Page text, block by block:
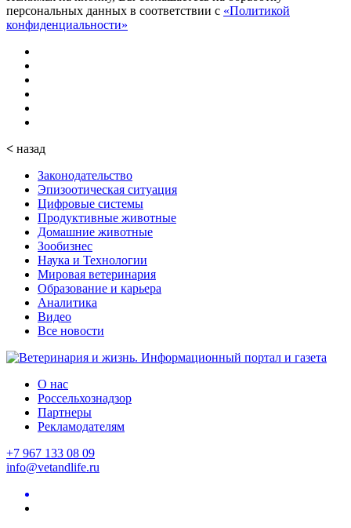
персональных данных в соответствии с «Политикой
конфиденциальности»
< назад
Законодательство
Эпизоотическая ситуация
Цифровые системы
Продуктивные животные
Домашние животные
Зообизнес
Наука и Технологии
Мировая ветеринария
Образование и карьера
Аналитика
Видео
Все новости
О нас
Россельхознадзор
Партнеры
Рекламодателям
+7 967 133 08 09
info@vetandlife.ru